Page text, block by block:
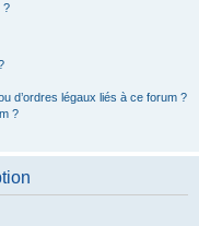
?
d’ordres légaux liés à ce forum ?
?